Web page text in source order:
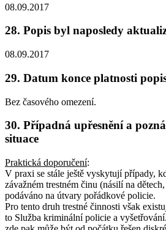
08.09.2017
28. Popis byl naposledy
08.09.2017
29. Datum konce platnosti
Bez časového omezení.
30. Případná upřesnění a
situace
Praktická doporučení:
V praxi se stále ještě vyskytují případy,
závažném trestném činu (násilí na
podáváno na útvary pořádkové policie.
Pro tento druh trestné činnosti však
to Služba kriminální policie a